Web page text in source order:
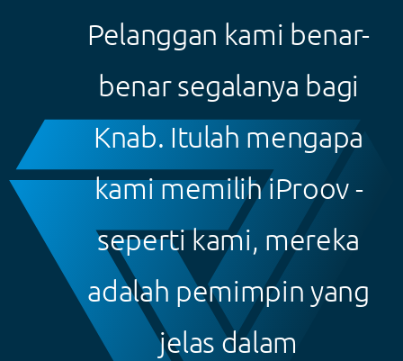
Pelanggan kami benar-
benar segalanya bagi
Knab. Itulah mengapa
kami memilih iProov -
seperti kami, mereka
adalah pemimpin yang
jelas dalam